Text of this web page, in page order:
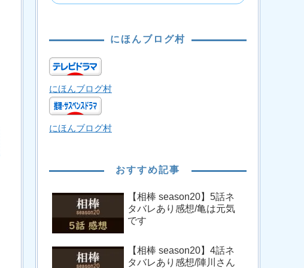
にほんブログ村
にほんブログ村
にほんブログ村
おすすめ記事
【相棒 season20】5話ネ
タバレあり感想/亀は元気
です
【相棒 season20】4話ネ
タバレあり感想/陣川さん